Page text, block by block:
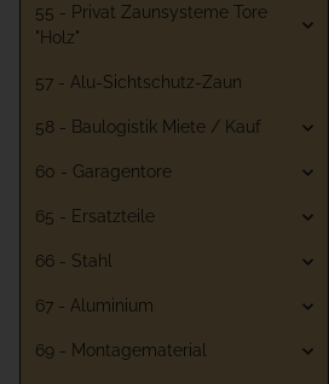
55 - Privat Zaunsysteme Tore
"Holz"
57 - Alu-Sichtschutz-Zaun
58 - Baulogistik Miete / Kauf
60 - Garagentore
65 - Ersatzteile
66 - Stahl
67 - Aluminium
69 - Montagematerial